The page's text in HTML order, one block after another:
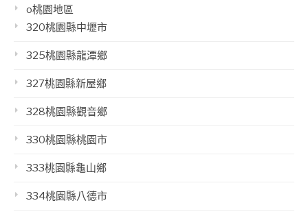
o桃園地區
320桃園縣中壢市
325桃園縣龍潭鄉
327桃園縣新屋鄉
328桃園縣觀音鄉
330桃園縣桃園市
333桃園縣龜山鄉
334桃園縣八德市